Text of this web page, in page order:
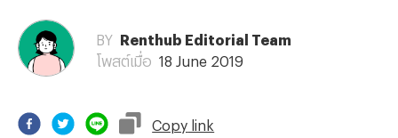
BY
Renthub Editorial Team
โพสต์เมื่อ
18 June 2019
Copy link